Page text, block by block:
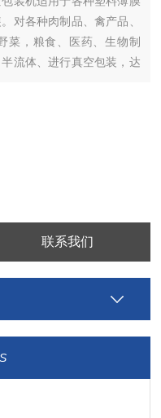
对各种肉制品、禽产品、
菜，粮食、医药、生物制
流体、进行真空包装，达
联系我们